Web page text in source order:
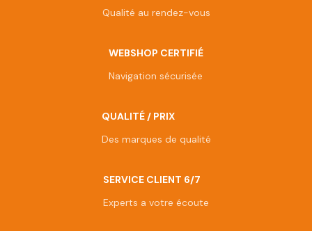
Qualité au rendez-vous
WEBSHOP CERTIFIÉ
Navigation sécurisée
QUALITÉ / PRIX
Des marques de qualité
SERVICE CLIENT 6/7
Experts a votre écoute